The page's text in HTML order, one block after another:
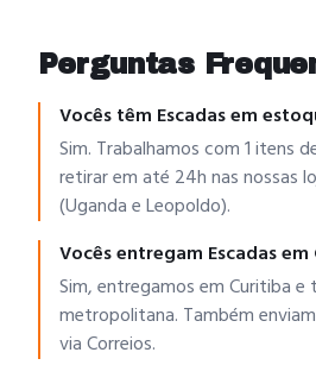
Perguntas
Vocês têm Escadas em
Sim. Trabalhamos com 1 itens
retirar em até 24h nas nossas
(Uganda e Leopoldo).
Vocês entregam Escadas
Sim, entregamos em Curitiba e
metropolitana. Também
via Correios.